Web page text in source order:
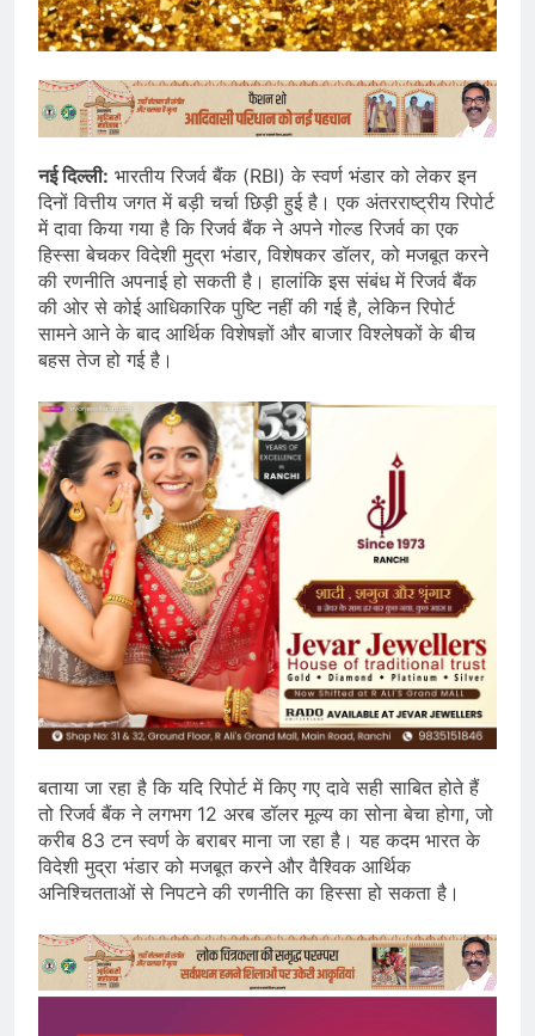
नई दिल्ली: भारतीय रिजर्व बैंक (RBI) के स्वर्ण भंडार को लेकर इन
दिनों वित्तीय जगत में बड़ी चर्चा छिड़ी हुई है। एक अंतरराष्ट्रीय रिपोर्ट
में दावा किया गया है कि रिजर्व बैंक ने अपने गोल्ड रिजर्व का एक
हिस्सा बेचकर विदेशी मुद्रा भंडार, विशेषकर डॉलर, को मजबूत करने
की रणनीति अपनाई हो सकती है। हालांकि इस संबंध में रिजर्व बैंक
की ओर से कोई आधिकारिक पुष्टि नहीं की गई है, लेकिन रिपोर्ट
सामने आने के बाद आर्थिक विशेषज्ञों और बाजार विश्लेषकों के बीच
बहस तेज हो गई है।
बताया जा रहा है कि यदि रिपोर्ट में किए गए दावे सही साबित होते हैं
तो रिजर्व बैंक ने लगभग 12 अरब डॉलर मूल्य का सोना बेचा होगा, जो
करीब 83 टन स्वर्ण के बराबर माना जा रहा है। यह कदम भारत के
विदेशी मुद्रा भंडार को मजबूत करने और वैश्विक आर्थिक
अनिश्चितताओं से निपटने की रणनीति का हिस्सा हो सकता है।